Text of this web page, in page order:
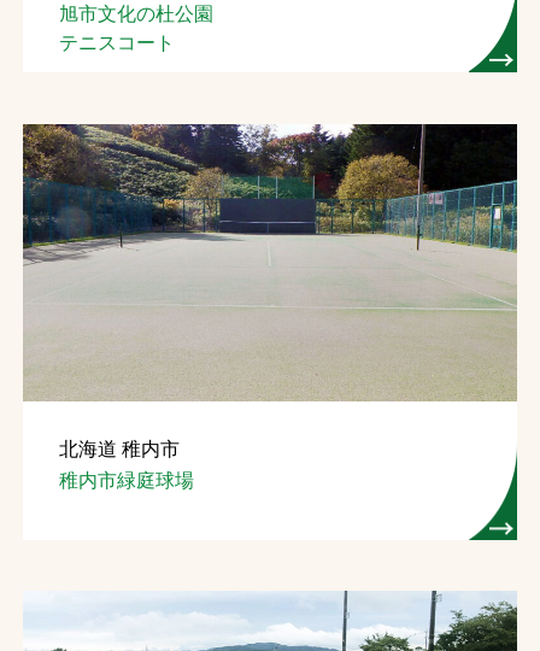
旭市文化の杜公園
テニスコート
北海道 稚内市
稚内市緑庭球場